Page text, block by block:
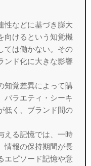
などに基づき膨大
向けるという知覚機
ては働かない。その
ンド化に大きな影響
覚差異によって購
バラエティ・シーキ
低く、ブランド間の
る記憶では、一時
情報の保持期間が長
エピソード記憶や意